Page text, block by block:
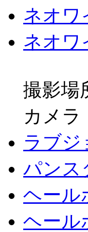
ネオワ
ネオワ
撮影場
カメラ
ラブジ
パンス
ヘール
ヘール